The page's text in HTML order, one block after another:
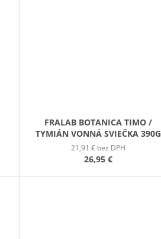
FRALAB BOTANICA TIMO /
TYMIÁN VONNÁ SVIEČKA 390G
21,91 € bez DPH
26,95 €